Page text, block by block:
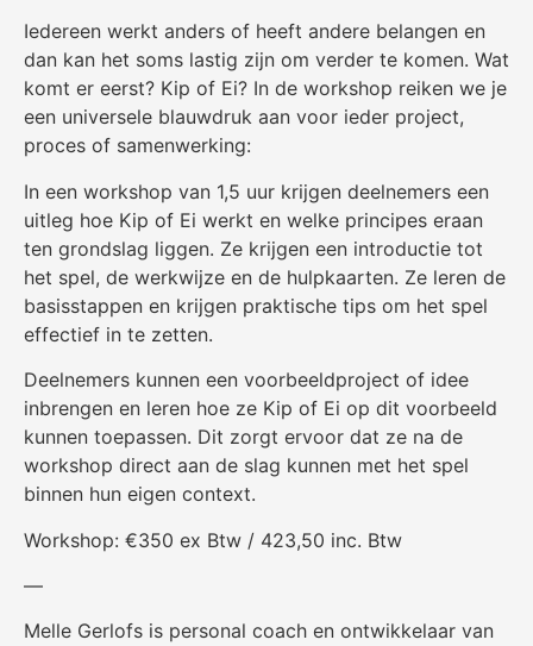
Iedereen werkt anders of heeft andere belangen en
dan kan het soms lastig zijn om verder te komen. Wat
komt er eerst? Kip of Ei? In de workshop reiken we je
een universele blauwdruk aan voor ieder project,
proces of samenwerking:
In een workshop van 1,5 uur krijgen deelnemers een
uitleg hoe Kip of Ei werkt en welke principes eraan
ten grondslag liggen. Ze krijgen een introductie tot
het spel, de werkwijze en de hulpkaarten. Ze leren de
basisstappen en krijgen praktische tips om het spel
effectief in te zetten.
Deelnemers kunnen een voorbeeldproject of idee
inbrengen en leren hoe ze Kip of Ei op dit voorbeeld
kunnen toepassen. Dit zorgt ervoor dat ze na de
workshop direct aan de slag kunnen met het spel
binnen hun eigen context.
Workshop: €350 ex Btw / 423,50 inc. Btw
—
Melle Gerlofs is personal coach en ontwikkelaar van